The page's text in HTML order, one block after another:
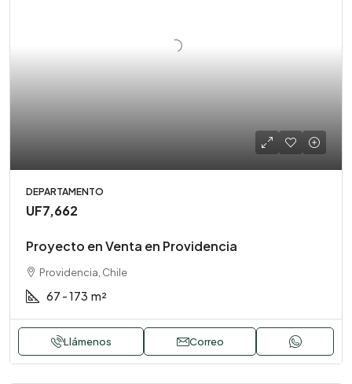
DEPARTAMENTO
UF7,662
Proyecto en Venta en Providencia
Providencia, Chile
67 - 173 m²
Llámenos Correo